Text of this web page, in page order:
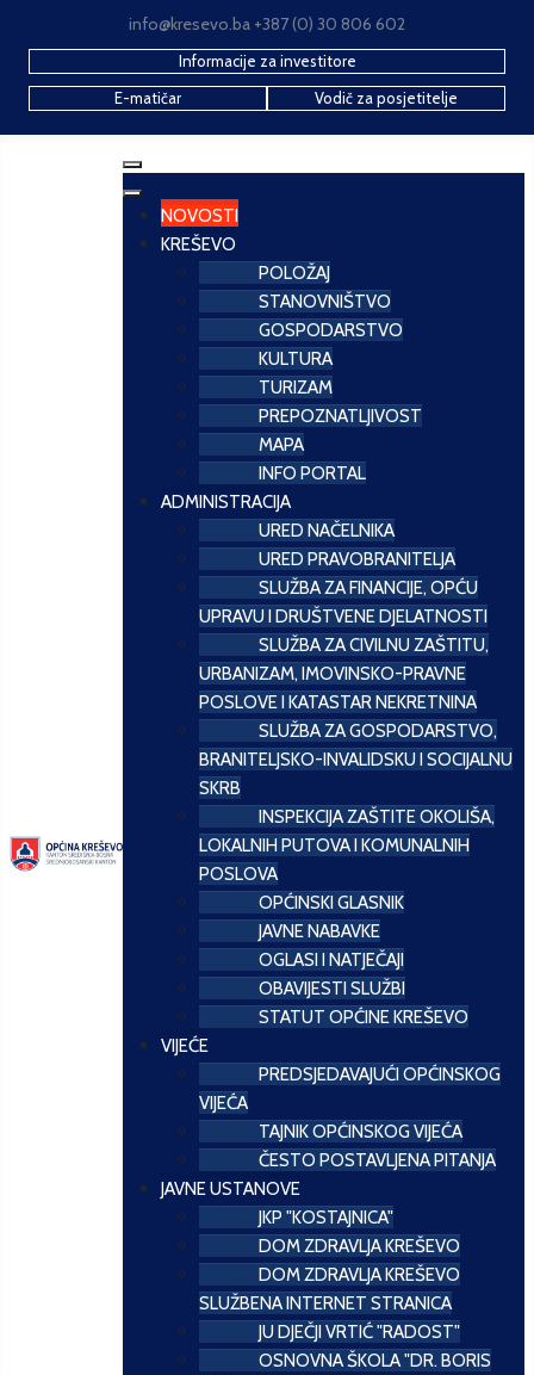
info@kresevo.ba +387 (0) 30 806 602
Informacije za investitore
E-matičar
Vodič za posjetitelje
NOVOSTI
KREŠEVO
POLOŽAJ
STANOVNIŠTVO
GOSPODARSTVO
KULTURA
TURIZAM
PREPOZNATLJIVOST
MAPA
INFO PORTAL
ADMINISTRACIJA
URED NAČELNIKA
URED PRAVOBRANITELJA
SLUŽBA ZA FINANCIJE, OPĆU
UPRAVU I DRUŠTVENE DJELATNOSTI
SLUŽBA ZA CIVILNU ZAŠTITU,
URBANIZAM, IMOVINSKO-PRAVNE
POSLOVE I KATASTAR NEKRETNINA
SLUŽBA ZA GOSPODARSTVO,
BRANITELJSKO-INVALIDSKU I SOCIJALNU
SKRB
INSPEKCIJA ZAŠTITE OKOLIŠA,
LOKALNIH PUTOVA I KOMUNALNIH
POSLOVA
OPĆINSKI GLASNIK
JAVNE NABAVKE
OGLASI I NATJEČAJI
OBAVIJESTI SLUŽBI
STATUT OPĆINE KREŠEVO
VIJEĆE
PREDSJEDAVAJUĆI OPĆINSKOG
VIJEĆA
TAJNIK OPĆINSKOG VIJEĆA
ČESTO POSTAVLJENA PITANJA
JAVNE USTANOVE
JKP "KOSTAJNICA"
DOM ZDRAVLJA KREŠEVO
DOM ZDRAVLJA KREŠEVO
SLUŽBENA INTERNET STRANICA
JU DJEČJI VRTIĆ "RADOST"
OSNOVNA ŠKOLA "DR. BORIS